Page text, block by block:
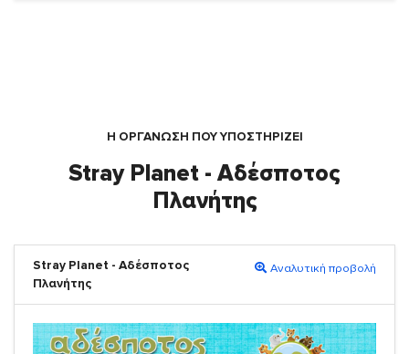
Η ΟΡΓΆΝΩΣΗ ΠΟΥ ΥΠΟΣΤΗΡΙΖΕΙ
Stray Planet - Αδέσποτος
Πλανήτης
Stray Planet - Αδέσποτος
Πλανήτης
Αναλυτική προβολή